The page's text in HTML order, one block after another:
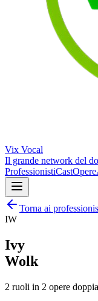
Vix Vocal
Il grande network del
ProfessionistiCastOpere
Torna ai
IW
Ivy
Wolk
2 ruoli in 2 opere